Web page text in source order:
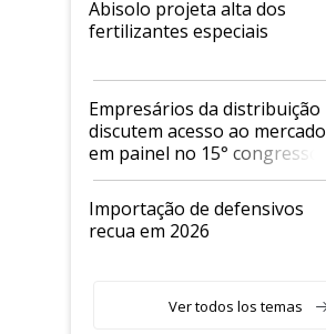
Abisolo projeta alta dos
fertilizantes especiais
Empresários da distribuição
discutem acesso ao mercado
em painel no 15° congresso
Andav
Importação de defensivos
recua em 2026
Ver todos los temas